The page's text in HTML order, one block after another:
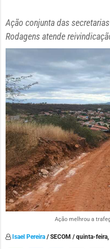
Ação conjunta das
Rodagens atende
Ação melhrou a
Isael Pereira/ SECOM / quinta-